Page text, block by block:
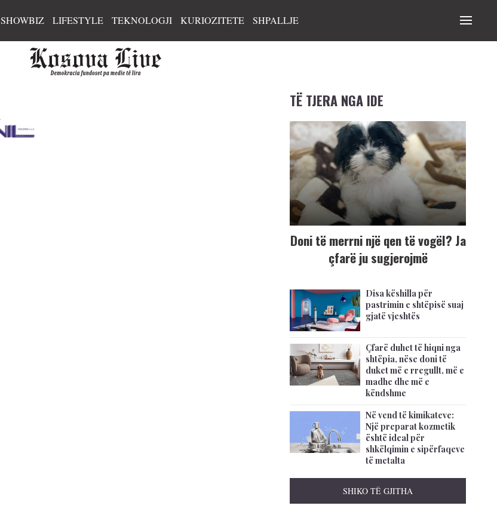
SHOWBIZ LIFESTYLE TEKNOLOGJI KURIOZITETE SHPALLJE
TË TJERA NGA IDE
Doni të merrni një qen të vogël? Ja
çfarë ju sugjerojmë
Disa këshilla për
pastrimin e shtëpisë suaj
gjatë vjeshtës
Çfarë duhet të hiqni nga
shtëpia, nëse doni të
duket më e rregullt, më e
madhe dhe më e
këndshme
Në vend të kimikateve:
Një preparat kozmetik
është ideal për
shkëlqimin e sipërfaqeve
të metalta
SHIKO TË GJITHA